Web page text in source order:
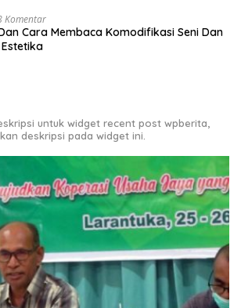
Komentar
Cara Membaca Komodifikasi Seni Dan
untuk widget recent post wpberita,
deskripsi pada widget ini.